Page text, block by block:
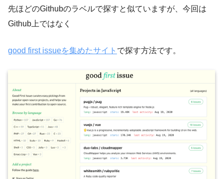
先ほどのGithubのラベルで探すと似ていますが、今回は
Github上ではなく
good first issueを集めたサイト で探す方法です。